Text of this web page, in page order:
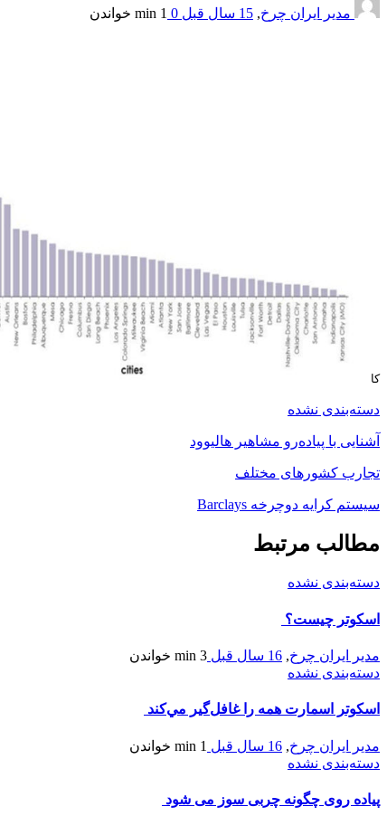
مدیر ایران چرخ, 15 سال قبل 0
1 min خواندن
کا
دسته‌بندی نشده
آشنایی با پیاده‌رو مشاهیر هالیوود
تجارب کشورهای مختلف
سیستم کرایه دوچرخه Barclays
مطالب مرتبط
دسته‌بندی نشده
اسکوتر چیست؟
مدیر ایران چرخ, 16 سال قبل 3 min
خواندن
دسته‌بندی نشده
اسكوتر اسمارت همه را غافل‌گير مي‌كند
مدیر ایران چرخ, 16 سال قبل 1 min
خواندن
دسته‌بندی نشده
پیاده روی چگونه چربی سوز می شود